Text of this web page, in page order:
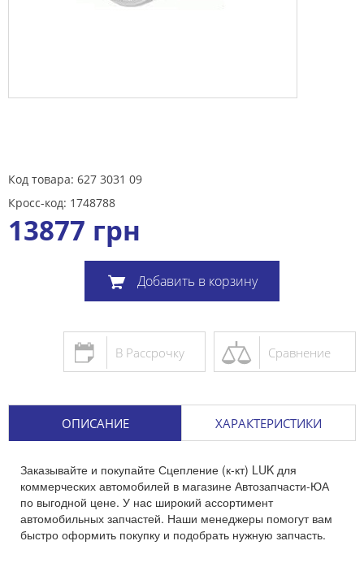
Код товара: 627 3031 09
Кросс-код: 1748788
13877 грн
Добавить в корзину
Сравнение
В Рассрочку
ОПИСАНИЕ ХАРАКТЕРИСТИКИ
Заказывайте и покупайте Сцепление (к-кт) LUK для
коммерческих автомобилей в магазине Автозапчасти-ЮА
по выгодной цене. У нас широкий ассортимент
автомобильных запчастей. Наши менеджеры помогут вам
быстро оформить покупку и подобрать нужную запчасть.